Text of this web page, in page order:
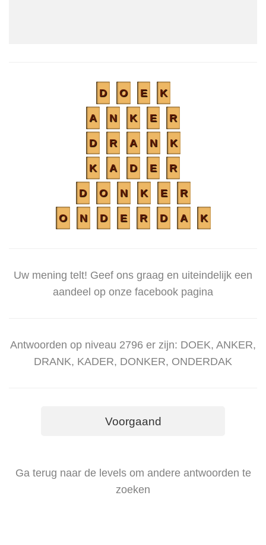
D O E K
A N K E R
D R A N K
K A D E R
D O N K E R
O N D E R D A K
Uw mening telt! Geef ons graag en uiteindelijk een
aandeel op onze facebook pagina
Antwoorden op niveau 2796 er zijn: DOEK, ANKER,
DRANK, KADER, DONKER, ONDERDAK
Voorgaand
Ga terug naar de levels om andere antwoorden te
zoeken